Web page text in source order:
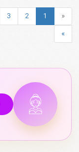
«
1
2
3
»